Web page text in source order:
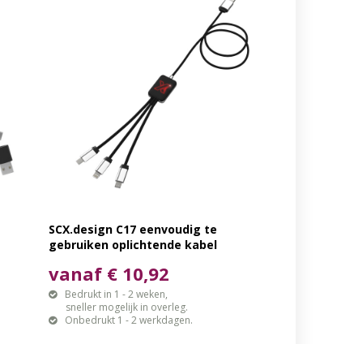
SCX.design C17 eenvoudig te
gebruiken oplichtende kabel
vanaf € 10,92
Bedrukt in 1 - 2 weken,
sneller mogelijk in overleg.
Onbedrukt 1 - 2 werkdagen.